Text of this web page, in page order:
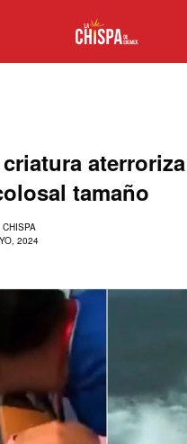
tamaño
CHISPA
2024